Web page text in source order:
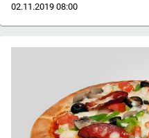
02.11.2019 08:00